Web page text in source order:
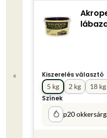
«
Kiszerelés választó
2 kg
5 kg
18 kg
Színek
p20